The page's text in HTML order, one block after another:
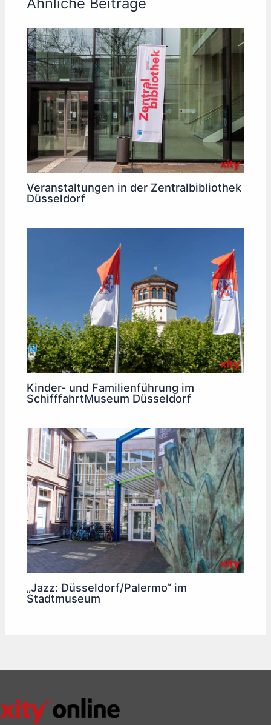
Ähnliche Beiträge
Veranstaltungen in der Zentralbibliothek
Düsseldorf
Kinder- und Familienführung im
SchifffahrtMuseum Düsseldorf
„Jazz: Düsseldorf/Palermo“ im
Stadtmuseum